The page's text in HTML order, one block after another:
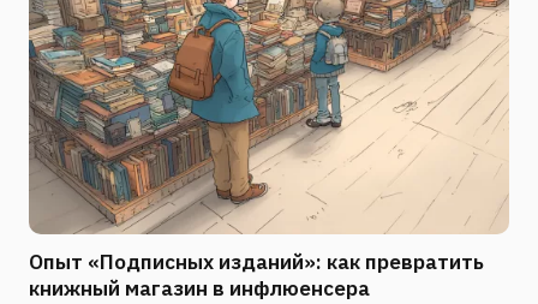
Опыт «Подписных изданий»: как превратить
книжный магазин в инфлюенсера